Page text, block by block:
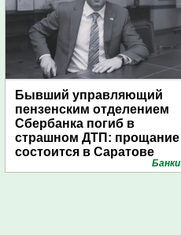
Бывший управляющий
пензенским отделением
Сбербанка погиб в
страшном ДТП: прощание
состоится в Саратове
Банки